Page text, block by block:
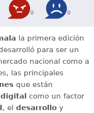
0 0
la primera edición
para ser un
nacional como a
las principales
que están
como un factor
, el desarrolloy